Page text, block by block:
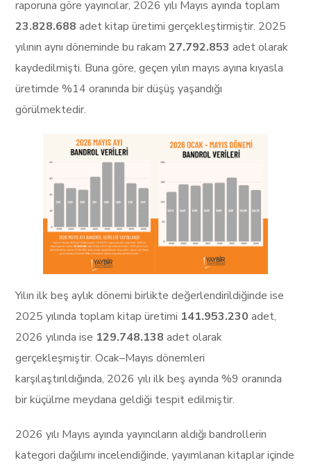
raporuna göre yayıncılar, 2026 yılı Mayıs ayında toplam
23.828.688adet kitap üretimi gerçekleştirmiştir. 2025
yılının aynı döneminde bu rakam27.792.853adet olarak
kaydedilmişti. Buna göre, geçen yılın mayıs ayına kıyasla
üretimde %14 oranında bir düşüş yaşandığı
görülmektedir.
Yılın ilk beş aylık dönemi birlikte değerlendirildiğinde ise
2025 yılında toplam kitap üretimi 141.953.230adet,
2026 yılında ise 129.748.138adet olarak
gerçekleşmiştir. Ocak–Mayıs dönemleri
karşılaştırıldığında, 2026 yılı ilk beş ayında %9 oranında
bir küçülme meydana geldiği tespit edilmiştir.
2026 yılı Mayıs ayında yayıncıların aldığı bandrollerin
kategori dağılımı incelendiğinde, yayımlanan kitaplar içinde